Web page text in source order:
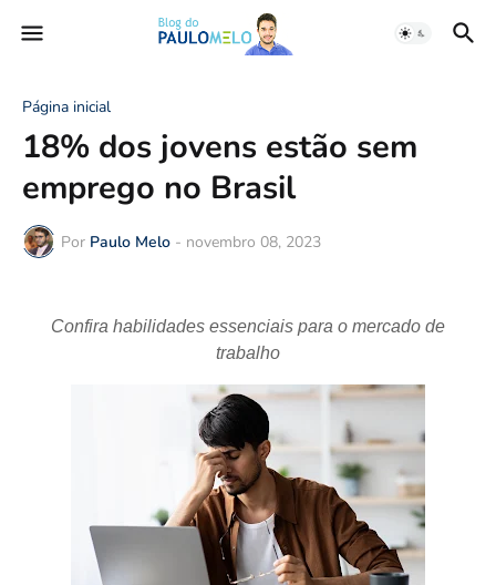
Página inicial
18% dos jovens estão sem
emprego no Brasil
Por Paulo Melo - novembro 08, 2023
Confira habilidades essenciais para o mercado de
trabalho